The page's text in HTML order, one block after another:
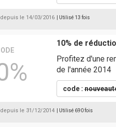
le 14/03/2016 | Utilisé 13 fois
10% de
Profitez d'une
de l'année 2014
code :
le 31/12/2014 | Utilisé 690 fois